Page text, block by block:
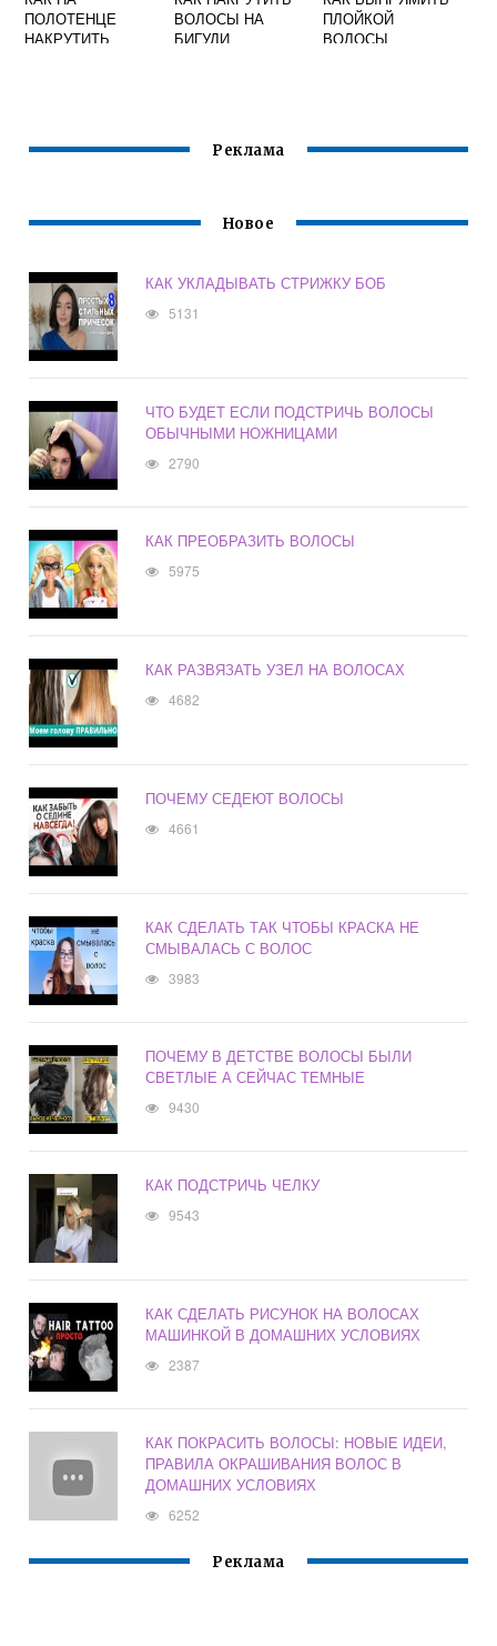
ПОЛОТЕНЦЕ
НАКРУТИТЬ
ВОЛОСЫ НА
БИГУДИ
ПЛОЙКОЙ
ВОЛОСЫ
Реклама
Новое
КАК УКЛАДЫВАТЬ СТРИЖКУ БОБ
5131
ЧТО БУДЕТ ЕСЛИ ПОДСТРИЧЬ ВОЛОСЫ
ОБЫЧНЫМИ НОЖНИЦАМИ
2790
КАК ПРЕОБРАЗИТЬ ВОЛОСЫ
5975
КАК РАЗВЯЗАТЬ УЗЕЛ НА ВОЛОСАХ
4682
ПОЧЕМУ СЕДЕЮТ ВОЛОСЫ
4661
КАК СДЕЛАТЬ ТАК ЧТОБЫ КРАСКА НЕ
СМЫВАЛАСЬ С ВОЛОС
3983
ПОЧЕМУ В ДЕТСТВЕ ВОЛОСЫ БЫЛИ
СВЕТЛЫЕ А СЕЙЧАС ТЕМНЫЕ
9430
КАК ПОДСТРИЧЬ ЧЕЛКУ
9543
КАК СДЕЛАТЬ РИСУНОК НА ВОЛОСАХ
МАШИНКОЙ В ДОМАШНИХ УСЛОВИЯХ
2387
КАК ПОКРАСИТЬ ВОЛОСЫ: НОВЫЕ ИДЕИ,
ПРАВИЛА ОКРАШИВАНИЯ ВОЛОС В
ДОМАШНИХ УСЛОВИЯХ
6252
Реклама